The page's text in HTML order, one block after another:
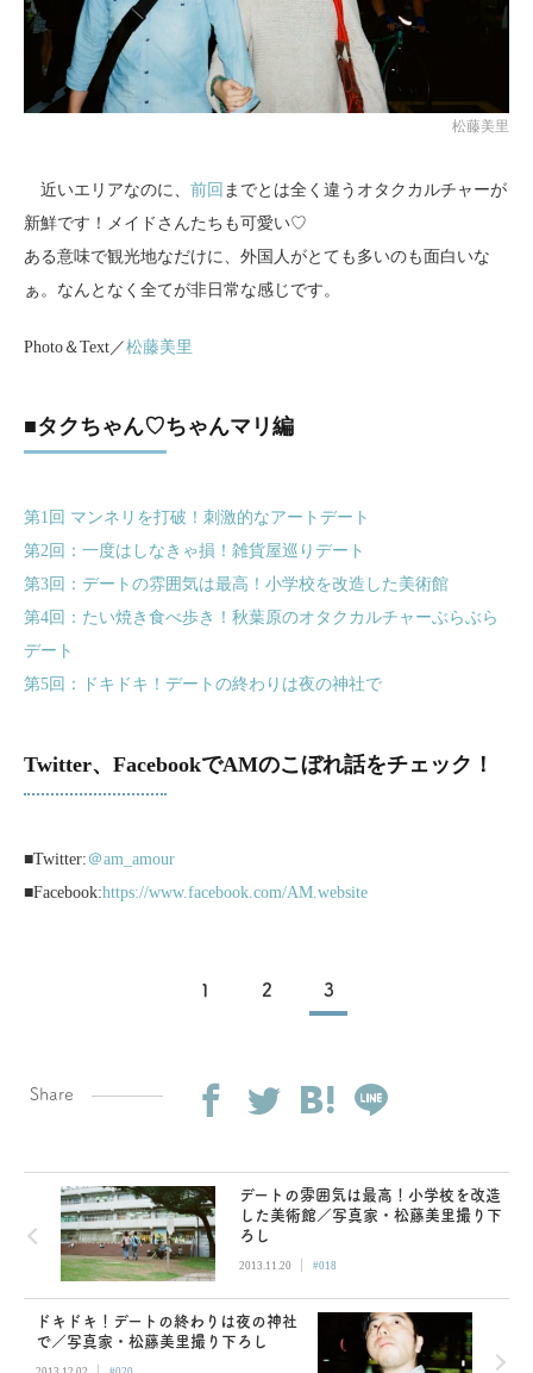
松藤美里
近いエリアなのに、 前回 までとは全く違うオタクカルチャーが
新鮮です！メイドさんたちも可愛い♡
ある意味で観光地なだけに、外国人がとても多いのも面白いな
ぁ。なんとなく全てが非日常な感じです。
Photo＆Text／松藤美里
■タクちゃん♡ちゃんマリ編
第1回 マンネリを打破！刺激的なアートデート
第2回：一度はしなきゃ損！雑貨屋巡りデート
第3回：デートの雰囲気は最高！小学校を改造した美術館
第4回：たい焼き食べ歩き！秋葉原のオタクカルチャーぶらぶら
デート
第5回：ドキドキ！デートの終わりは夜の神社で
Twitter、FacebookでAMのこぼれ話をチェック！
■Twitter: ＠am_amour
■Facebook:https://www.facebook.com/AM.website
1 2 3
Share
デートの雰囲気は最高！小学校を改造
した美術館／写真家・松藤美里撮り下
ろし
2013.11.20 | #018
ドキドキ！デートの終わりは夜の神社
で／写真家・松藤美里撮り下ろし